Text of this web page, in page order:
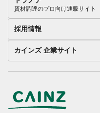
資材調達のプロ向け通販サイト
採用情報
カインズ 企業サイト